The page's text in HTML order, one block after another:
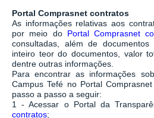
Portal Comprasnet contratos
As informações relativas aos
por meio do Portal Comprasnet
consultadas, além de
inteiro teor do documentos, valor
dentre outras informações.
Para encontrar as informações
Campus Tefé no Portal
passo a passo a seguir:
1 - Acessar o Portal da
contratos;